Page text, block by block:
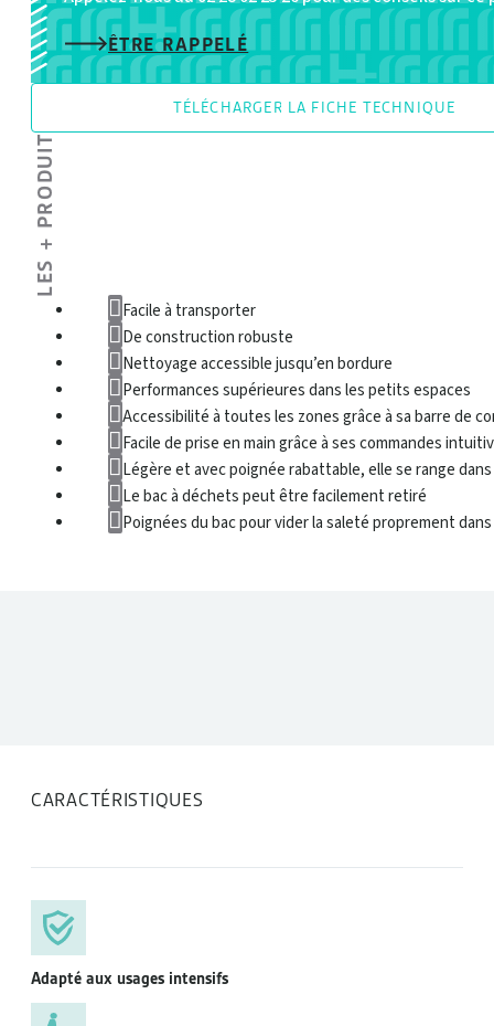
ÊTRE RAPPELÉ
TÉLÉCHARGER LA FICHE TECHNIQUE
LES + PRODUIT
Facile à transporter
De construction robuste
Nettoyage accessible jusqu’en bordure
Performances supérieures dans les petits espaces
Accessibilité à toutes les zones grâce à sa barre de
Facile de prise en main grâce à ses commandes
Légère et avec poignée rabattable, elle se range
Le bac à déchets peut être facilement retiré
Poignées du bac pour vider la saleté proprement
CARACTÉRISTIQUES
Adapté aux usages intensifs